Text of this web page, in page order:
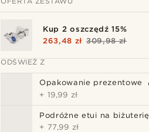
Kup 2 oszczędź 15%
263,48 zł 309,98 zł
ODŚWIEŻ Z
Opakowanie prezentowe
+ 19,99 zł
Podróżne etui na biżuterię
+ 77,99 zł